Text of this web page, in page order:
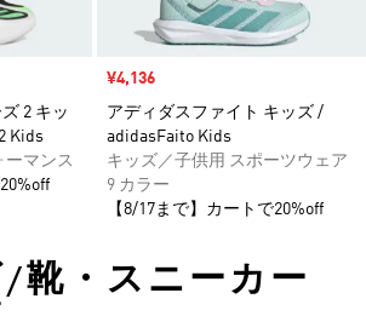
2 キッ
Kids
ーマンス
セール価格
¥4,136
アディダスファイト キッズ /
adidasFaito Kids
キッズ／子供用 スポーツウェア
9 カラー
【8/17まで】カートで20%off
靴・スニーカー